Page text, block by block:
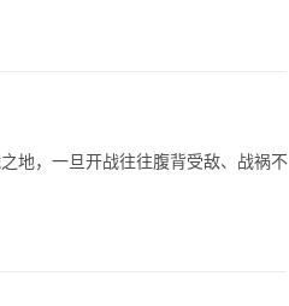
地，一旦开战往往腹背受敌、战祸不